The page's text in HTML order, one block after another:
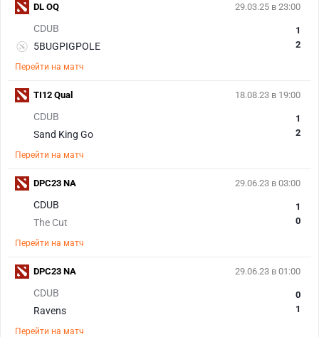
29.03.25 в 23:00
CDUB
5BUGPIGPOLE
1
2
Перейти на матч
DL OQ
18.08.23 в 19:00
CDUB
Sand King Go
1
2
Перейти на матч
TI12 Qual
29.06.23 в 03:00
CDUB
The Cut
1
0
Перейти на матч
DPC23 NA
29.06.23 в 01:00
CDUB
Ravens
0
1
Перейти на матч
DPC23 NA